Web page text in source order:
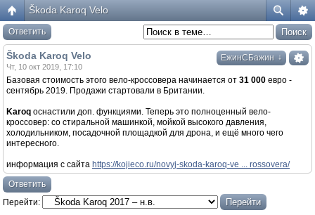
Škoda Karoq Velo
Ответить
ЕжинСБажин ↓
Škoda Karoq Velo
Чт, 10 окт 2019, 17:10
Базовая стоимость этого вело-кроссовера начинается от 31 000 евро -
сентябрь 2019. Продажи стартовали в Британии.
Karoq оснастили доп. функциями. Теперь это полноценный вело-
кроссовер: со стиральной машинкой, мойкой высокого давления,
холодильником, посадочной площадкой для дрона, и ещё много чего
интересного.
информация с сайта https://kojieco.ru/novyj-skoda-karoq-ve ... rossovera/
Ответить
Перейти: